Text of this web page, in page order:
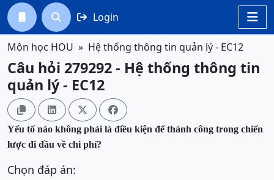

  Login
Môn học HOU Hệ thống thông tin quản lý - EC12
Câu hỏi 279292 - Hệ thống thông tin
quản lý - EC12
   
Yếu tố nào không phải là điều kiện để thành công trong chiến
lược đi đầu về chi phí?
Chọn đáp án: